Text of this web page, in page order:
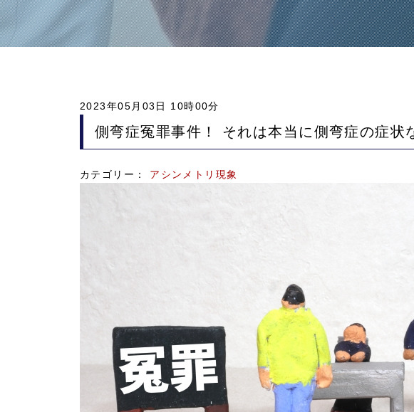
2023年05月03日 10時00分
側弯症冤罪事件！ それは本当に側弯症の症状
カテゴリー： アシンメトリ現象